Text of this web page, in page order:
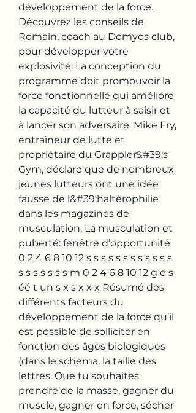
développement de la force.
Découvrez les conseils de
Romain, coach au Domyos club,
pour développer votre
explosivité. La conception du
programme doit promouvoir la
force fonctionnelle qui améliore
la capacité du lutteur à saisir et
à lancer son adversaire. Mike Fry,
entraîneur de lutte et
propriétaire du Grappler&#39;s
Gym, déclare que de nombreux
jeunes lutteurs ont une idée
fausse de l&#39;haltérophilie
dans les magazines de
musculation. La musculation et
puberté: fenêtre d’opportunité
0 2 4 6 8 10 12 s s s s s s s s s s s s
s s s s s s s m 0 2 4 6 8 10 12 g e s
éé t un s x s x x x Résumé des
différents facteurs du
développement de la force qu’il
est possible de solliciter en
fonction des âges biologiques
(dans le schéma, la taille des
lettres. Que tu souhaites
prendre de la masse, gagner du
muscle, gagner en force, sécher